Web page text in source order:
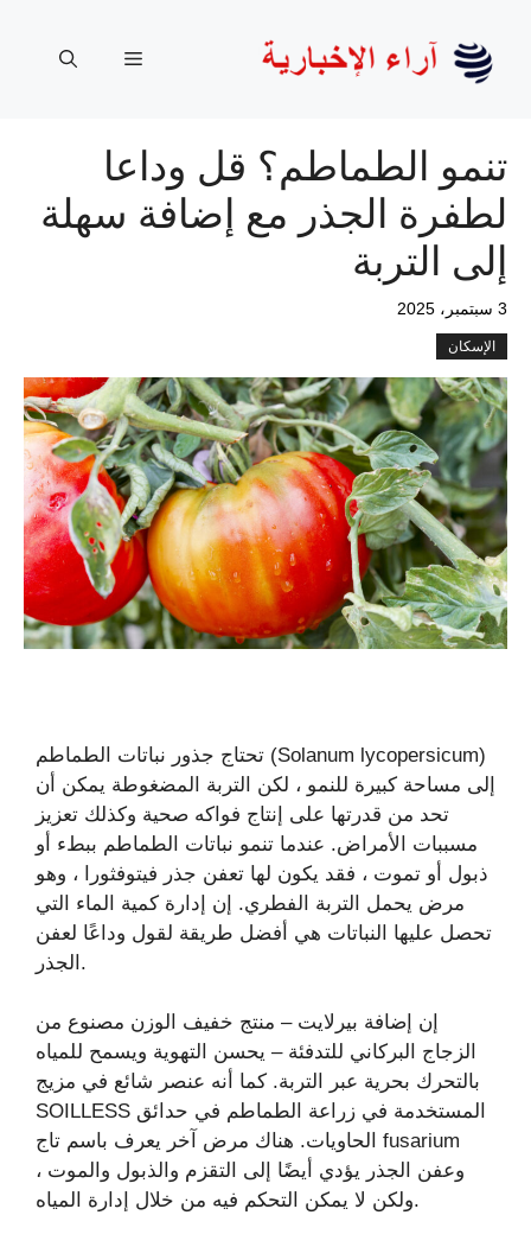
المحتوى
القائمة
تنمو الطماطم؟ قل وداعا
لطفرة الجذر مع إضافة سهلة
إلى التربة
3 سبتمبر، 2025
الإسكان
تحتاج جذور نباتات الطماطم (Solanum lycopersicum)
إلى مساحة كبيرة للنمو ، لكن التربة المضغوطة يمكن أن
تحد من قدرتها على إنتاج فواكه صحية وكذلك تعزيز
مسببات الأمراض. عندما تنمو نباتات الطماطم ببطء أو
ذبول أو تموت ، فقد يكون لها تعفن جذر فيتوفثورا ، وهو
مرض يحمل التربة الفطري. إن إدارة كمية الماء التي
تحصل عليها النباتات هي أفضل طريقة لقول وداعًا لعفن
الجذر.
إن إضافة بيرلايت – منتج خفيف الوزن مصنوع من
الزجاج البركاني للتدفئة – يحسن التهوية ويسمح للمياه
بالتحرك بحرية عبر التربة. كما أنه عنصر شائع في مزيج
SOILLESS المستخدمة في زراعة الطماطم في حدائق
الحاويات. هناك مرض آخر يعرف باسم تاج fusarium
وعفن الجذر يؤدي أيضًا إلى التقزم والذبول والموت ،
ولكن لا يمكن التحكم فيه من خلال إدارة المياه.